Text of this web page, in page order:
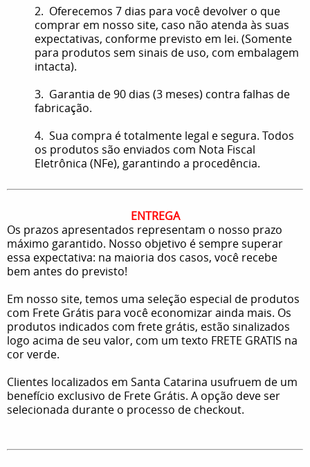
2. Oferecemos 7 dias para você devolver o que
comprar em nosso site, caso não atenda às suas
expectativas, conforme previsto em lei. (Somente
para produtos sem sinais de uso, com embalagem
intacta).
3. Garantia de 90 dias (3 meses) contra falhas de
fabricação.
4. Sua compra é totalmente legal e segura. Todos
os produtos são enviados com Nota Fiscal
Eletrônica (NFe), garantindo a procedência.
ENTREGA
Os prazos apresentados representam o nosso prazo
máximo garantido. Nosso objetivo é sempre superar
essa expectativa: na maioria dos casos, você recebe
bem antes do previsto!
Em nosso site, temos uma seleção especial de produtos
com Frete Grátis para você economizar ainda mais. Os
produtos indicados com frete grátis, estão sinalizados
logo acima de seu valor, com um texto FRETE GRATIS na
cor verde.
Clientes localizados em Santa Catarina usufruem de um
benefício exclusivo de Frete Grátis. A opção deve ser
selecionada durante o processo de checkout.